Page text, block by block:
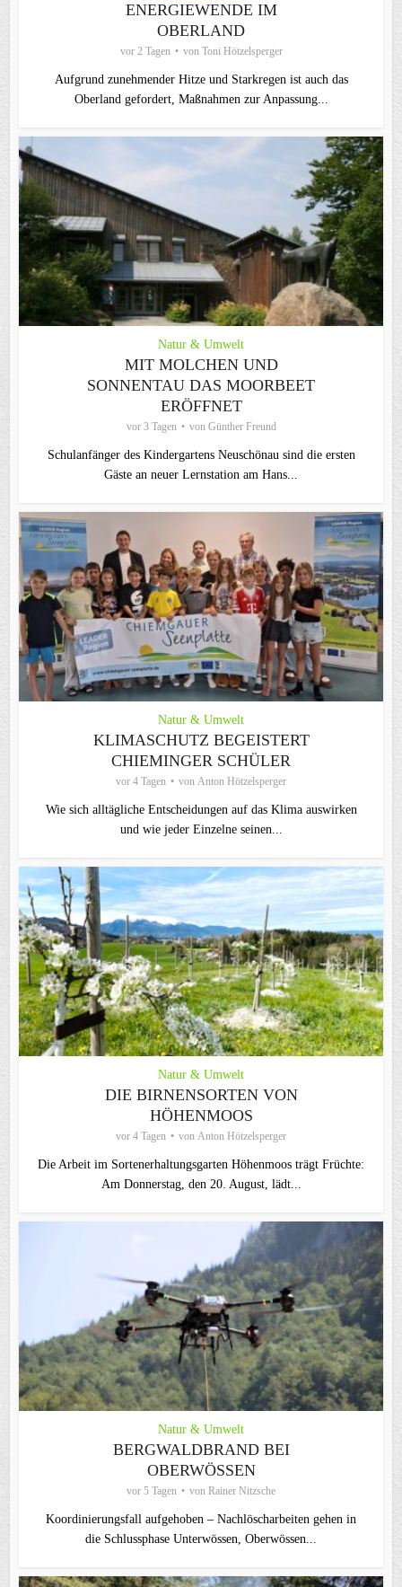
ENERGIEWENDE IM
OBERLAND
vor 2 Tagen von Toni Hötzelsperger
Aufgrund zunehmender Hitze und Starkregen ist auch das
Oberland gefordert, Maßnahmen zur Anpassung...
Natur & Umwelt
MIT MOLCHEN UND
SONNENTAU DAS MOORBEET
ERÖFFNET
vor 3 Tagen von Günther Freund
Schulanfänger des Kindergartens Neuschönau sind die ersten
Gäste an neuer Lernstation am Hans...
Natur & Umwelt
KLIMASCHUTZ BEGEISTERT
CHIEMINGER SCHÜLER
vor 4 Tagen von Anton Hötzelsperger
Wie sich alltägliche Entscheidungen auf das Klima auswirken
und wie jeder Einzelne seinen...
Natur & Umwelt
DIE BIRNENSORTEN VON
HÖHENMOOS
vor 4 Tagen von Anton Hötzelsperger
Die Arbeit im Sortenerhaltungsgarten Höhenmoos trägt Früchte:
Am Donnerstag, den 20. August, lädt...
Natur & Umwelt
BERGWALDBRAND BEI
OBERWÖSSEN
vor 5 Tagen von Rainer Nitzsche
Koordinierungsfall aufgehoben – Nachlöscharbeiten gehen in
die Schlussphase Unterwössen, Oberwössen...